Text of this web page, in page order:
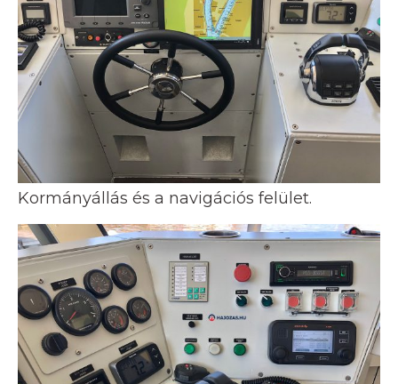
Kormányállás és a navigációs felület.